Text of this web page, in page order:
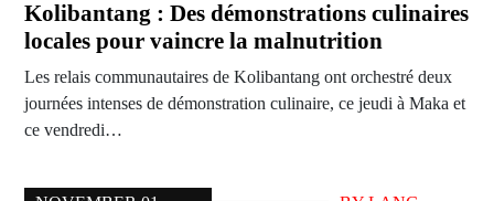
Kolibantang : Des démonstrations culinaires
locales pour vaincre la malnutrition
Les relais communautaires de Kolibantang ont orchestré deux
journées intenses de démonstration culinaire, ce jeudi à Maka et
ce vendredi…